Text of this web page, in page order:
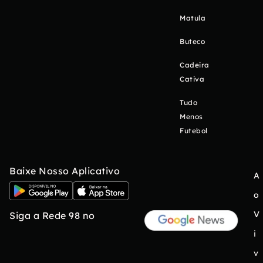
Matula
Buteco
Cadeira
Cativa
Tudo
Menos
Futebol
Baixe Nosso Aplicativo
Siga a Rede 98 no
A
o
V
i
v